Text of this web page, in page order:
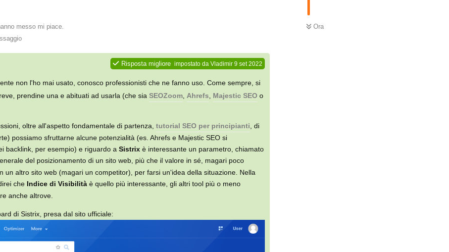
Ora
messo mi piace
Risposta migliore impostato da Vladimir 9 set 2022
non l'ho mai usato, conosco professionisti che ne fanno uso. Come sempre, si
prendine una e abituati ad usarla (che sia SEOZoom Ahrefs Majestic SEO o
oltre all'aspetto fondamentale di partenza, tutorial SEO per principianti , di
possiamo sfruttarne alcune potenzialità (es. Ahrefs e Majestic SEO si
backlink, per esempio) e riguardo a Sistrix è interessante un parametro, chiamato
del posizionamento di un sito web, più che il valore in sé, magari poco
un altro sito web (magari un competitor), per farsi un'idea della situazione. Nella
che Indice di Visibilità è quello più interessante, gli altri tool più o meno
anche altrove.
di Sistrix, presa dal sito ufficiale: